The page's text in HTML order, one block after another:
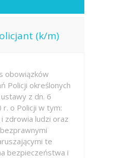
(k/m)
obowiązków
Policji określonych
z dn. 6
r. o Policji w tym:
i zdrowia ludzi oraz
te
bezpieczeństwa i